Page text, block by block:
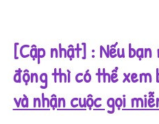
[Cập nhật] : Nếu
động thì có thể xem
và nhận cuộc gọi